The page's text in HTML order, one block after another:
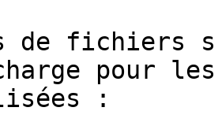
de fichiers
pour
: